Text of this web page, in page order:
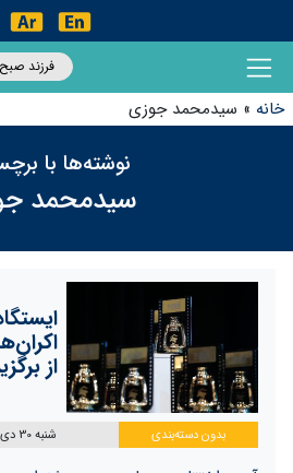
فرزند صبح
خانه » سیدمحمد جوزی
نوشته‌ها با
سیدمحمد
از
بدون دسته‌بندی شنبه 30 دی 1402، ساعت 00:32